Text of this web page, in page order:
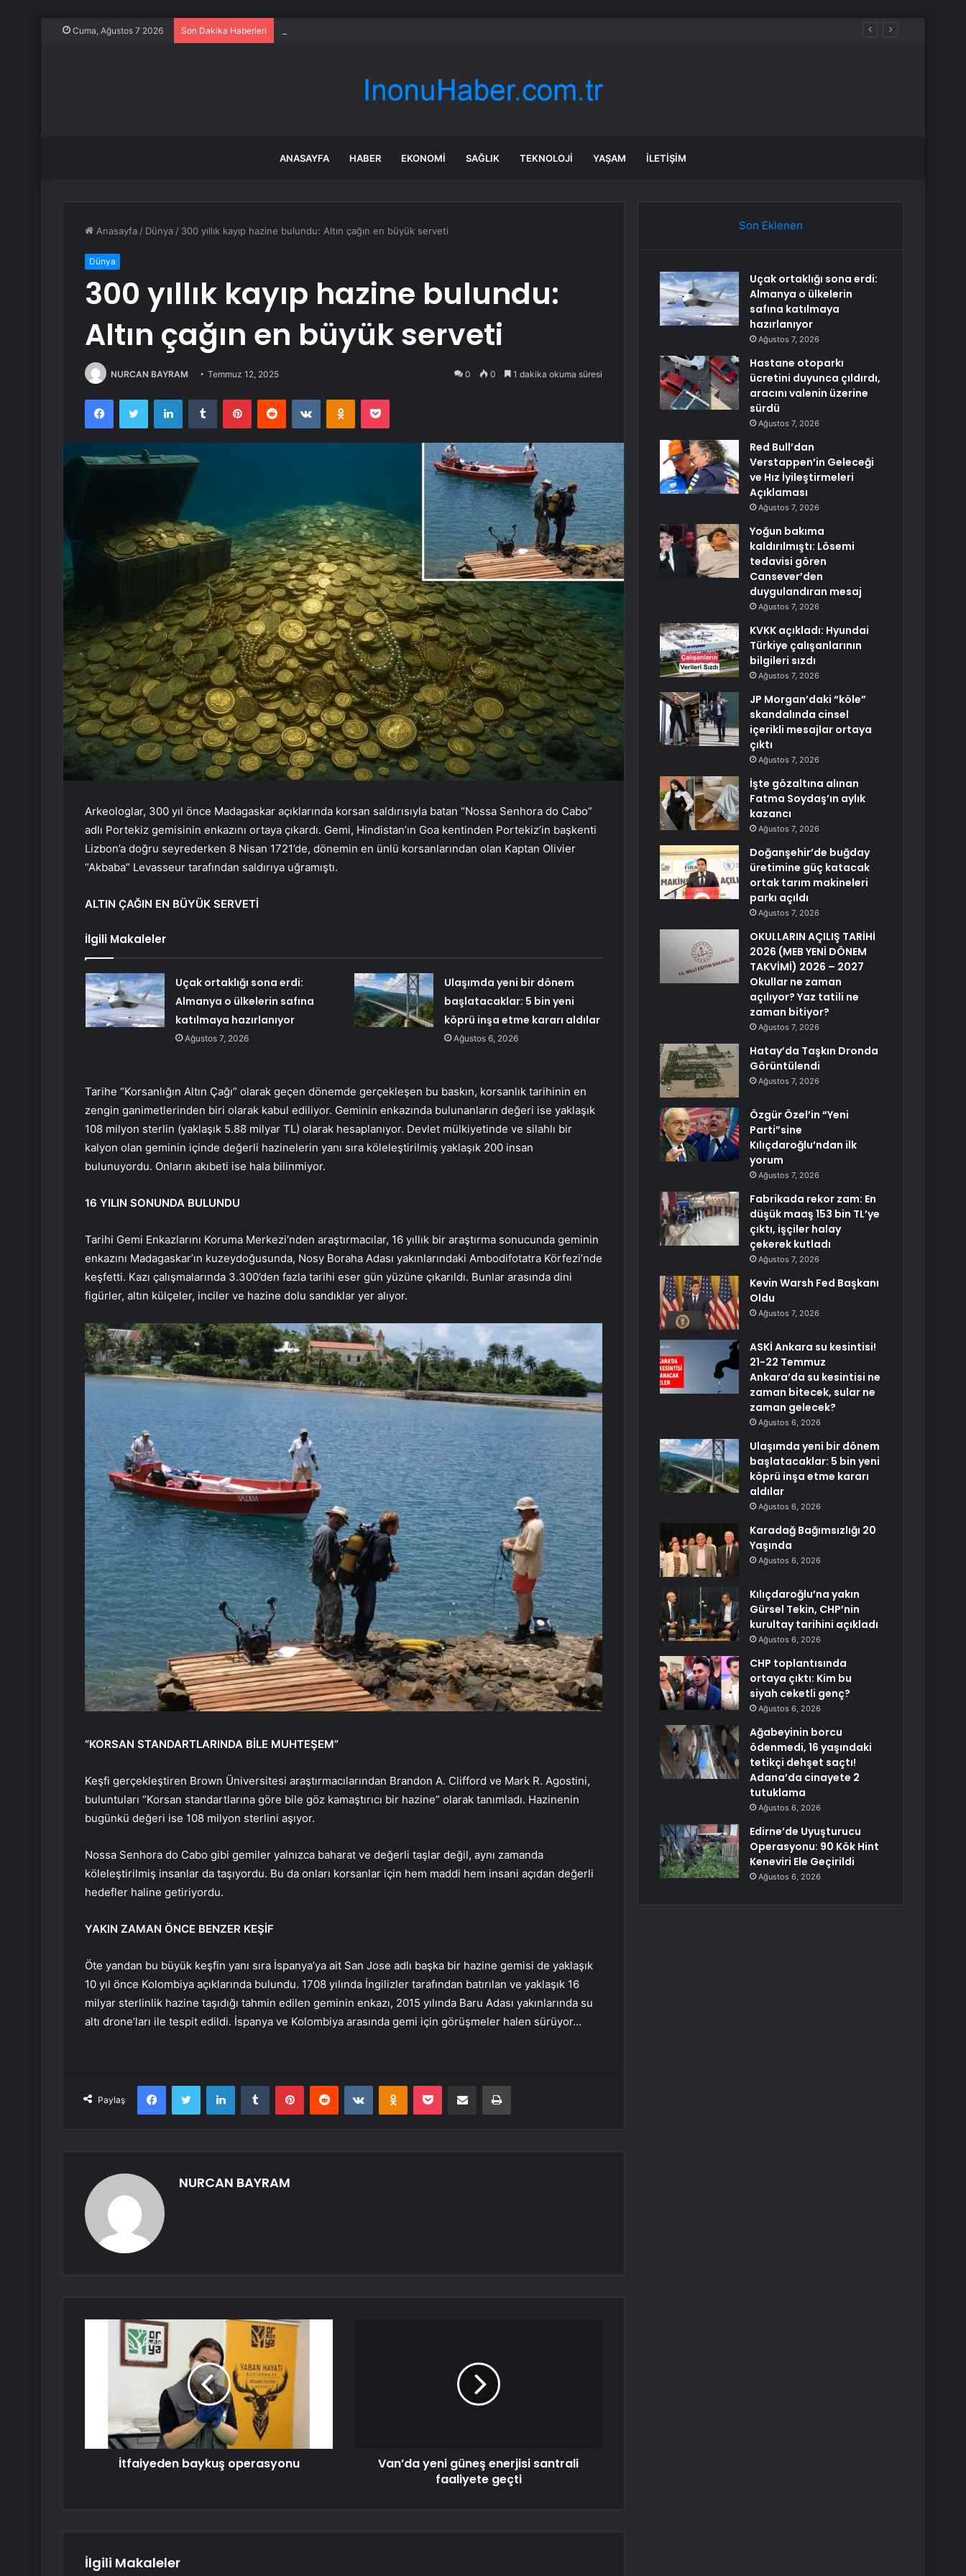
Cuma, Ağustos 7 2026 Son Dakika Haberleri
ANASAYFA HABER EKONOMI SAĞLIK TEKNOLOJI YAŞAM İLETIŞIM
Anasayfa / Dünya / 300 yıllık kayıp hazine bulundu: Altın çağın en büyük serveti
Dünya
300 yıllık kayıp hazine bulundu:
Altın çağın en büyük serveti
NURCAN BAYRAM Temmuz 12, 2025 0 0 1 dakika okuma süresi
FacebookTwitter LinkedInTumblr PinterestReddit VKontakteOdnoklassniki
Pocket
Arkeologlar, 300 yıl önce Madagaskar açıklarında korsan saldırısıyla batan “Nossa Senhora do Cabo”
adlı Portekiz gemisinin enkazını ortaya çıkardı. Gemi, Hindistan’ın Goa kentinden Portekiz’in başkenti
Lizbon’a doğru seyrederken 8 Nisan 1721’de, dönemin en ünlü korsanlarından olan Kaptan Olivier
“Akbaba” Levasseur tarafından saldırıya uğramıştı.
ALTIN ÇAĞIN EN BÜYÜK SERVETİ
İlgili Makaleler
Uçak ortaklığı sona erdi:
Almanya o ülkelerin safına
katılmaya hazırlanıyor
Ağustos 7, 2026
Ulaşımda yeni bir dönem
başlatacaklar: 5 bin yeni
köprü inşa etme kararı aldılar
Ağustos 6, 2026
Tarihe “Korsanlığın Altın Çağı” olarak geçen dönemde gerçekleşen bu baskın, korsanlık tarihinin en
zengin ganimetlerinden biri olarak kabul ediliyor. Geminin enkazında bulunanların değeri ise yaklaşık
108 milyon sterlin (yaklaşık 5.88 milyar TL) olarak hesaplanıyor. Devlet mülkiyetinde ve silahlı bir
kalyon olan geminin içinde değerli hazinelerin yanı sıra köleleştirilmiş yaklaşık 200 insan
bulunuyordu. Onların akıbeti ise hala bilinmiyor.
16 YILIN SONUNDA BULUNDU
Tarihi Gemi Enkazlarını Koruma Merkezi’nden araştırmacılar, 16 yıllık bir araştırma sonucunda geminin
enkazını Madagaskar’ın kuzeydoğusunda, Nosy Boraha Adası yakınlarındaki Ambodifotatra Körfezi’nde
keşfetti. Kazı çalışmalarında 3.300’den fazla tarihi eser gün yüzüne çıkarıldı. Bunlar arasında dini
figürler, altın külçeler, inciler ve hazine dolu sandıklar yer alıyor.
“KORSAN STANDARTLARINDA BİLE MUHTEŞEM”
Keşfi gerçekleştiren Brown Üniversitesi araştırmacılarından Brandon A. Clifford ve Mark R. Agostini,
buluntuları “Korsan standartlarına göre bile göz kamaştırıcı bir hazine” olarak tanımladı. Hazinenin
bugünkü değeri ise 108 milyon sterlini aşıyor.
Nossa Senhora do Cabo gibi gemiler yalnızca baharat ve değerli taşlar değil, aynı zamanda
köleleştirilmiş insanlar da taşıyordu. Bu da onları korsanlar için hem maddi hem insani açıdan değerli
hedefler haline getiriyordu.
YAKIN ZAMAN ÖNCE BENZER KEŞİF
Öte yandan bu büyük keşfin yanı sıra İspanya’ya ait San Jose adlı başka bir hazine gemisi de yaklaşık
10 yıl önce Kolombiya açıklarında bulundu. 1708 yılında İngilizler tarafından batırılan ve yaklaşık 16
milyar sterlinlik hazine taşıdığı tahmin edilen geminin enkazı, 2015 yılında Baru Adası yakınlarında su
altı drone’ları ile tespit edildi. İspanya ve Kolombiya arasında gemi için görüşmeler halen sürüyor…
Paylaş
FacebookTwitter LinkedInTumblr PinterestReddit VKontakteOdnoklassniki
Pocket E-Posta ile paylaş Yazdır
NURCAN BAYRAM
İtfaiyeden baykuş operasyonu
Van’da yeni güneş enerjisi santrali
faaliyete geçti
İlgili Makaleler
Son Eklenen
Uçak ortaklığı sona erdi:
Almanya o ülkelerin
safına katılmaya
hazırlanıyor
Ağustos 7, 2026
Hastane otoparkı
ücretini duyunca çıldırdı,
aracını valenin üzerine
sürdü
Ağustos 7, 2026
Red Bull’dan
Verstappen’in Geleceği
ve Hız İyileştirmeleri
Açıklaması
Ağustos 7, 2026
Yoğun bakıma
kaldırılmıştı: Lösemi
tedavisi gören
Cansever’den
duygulandıran mesaj
Ağustos 7, 2026
KVKK açıkladı: Hyundai
Türkiye çalışanlarının
bilgileri sızdı
Ağustos 7, 2026
JP Morgan’daki “köle”
skandalında cinsel
içerikli mesajlar ortaya
çıktı
Ağustos 7, 2026
İşte gözaltına alınan
Fatma Soydaş’ın aylık
kazancı
Ağustos 7, 2026
Doğanşehir’de buğday
üretimine güç katacak
ortak tarım makineleri
parkı açıldı
Ağustos 7, 2026
OKULLARIN AÇILIŞ TARİHİ
2026 (MEB YENİ DÖNEM
TAKVİMİ) 2026 – 2027
Okullar ne zaman
açılıyor? Yaz tatili ne
zaman bitiyor?
Ağustos 7, 2026
Hatay’da Taşkın Dronda
Görüntülendi
Ağustos 7, 2026
Özgür Özel’in “Yeni
Parti”sine
Kılıçdaroğlu’ndan ilk
yorum
Ağustos 7, 2026
Fabrikada rekor zam: En
düşük maaş 153 bin TL’ye
çıktı, işçiler halay
çekerek kutladı
Ağustos 7, 2026
Kevin Warsh Fed Başkanı
Oldu
Ağustos 7, 2026
ASKİ Ankara su kesintisi!
21-22 Temmuz
Ankara’da su kesintisi ne
zaman bitecek, sular ne
zaman gelecek?
Ağustos 6, 2026
Ulaşımda yeni bir dönem
başlatacaklar: 5 bin yeni
köprü inşa etme kararı
aldılar
Ağustos 6, 2026
Karadağ Bağımsızlığı 20
Yaşında
Ağustos 6, 2026
Kılıçdaroğlu’na yakın
Gürsel Tekin, CHP’nin
kurultay tarihini açıkladı
Ağustos 6, 2026
CHP toplantısında
ortaya çıktı: Kim bu
siyah ceketli genç?
Ağustos 6, 2026
Ağabeyinin borcu
ödenmedi, 16 yaşındaki
tetikçi dehşet saçtı!
Adana’da cinayete 2
tutuklama
Ağustos 6, 2026
Edirne’de Uyuşturucu
Operasyonu: 90 Kök Hint
Keneviri Ele Geçirildi
Ağustos 6, 2026